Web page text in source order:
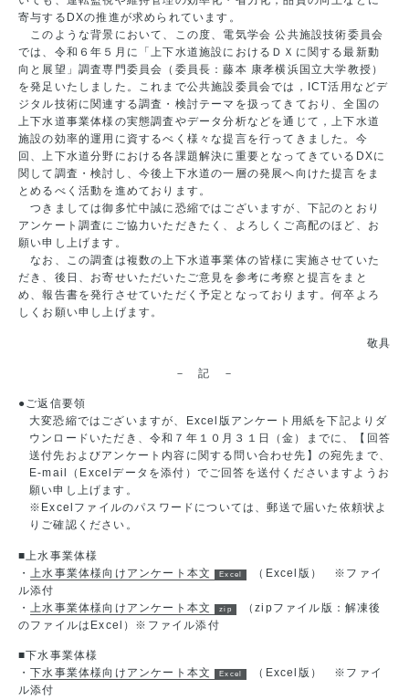
寄与するDXの推進が求められています。
このような背景において、この度、電気学会 公共施設技術委員会
では、令和６年５月に「上下水道施設におけるＤＸに関する最新動
向と展望」調査専門委員会（委員長：藤本 康孝横浜国立大学教授）
を発足いたしました。これまで公共施設委員会では，ICT活用などデ
ジタル技術に関連する調査・検討テーマを扱ってきており、全国の
上下水道事業体様の実態調査やデータ分析などを通じて，上下水道
施設の効率的運用に資するべく様々な提言を行ってきました。今
回、上下水道分野における各課題解決に重要となってきているDXに
関して調査・検討し、今後上下水道の一層の発展へ向けた提言をま
とめるべく活動を進めております。
つきましては御多忙中誠に恐縮ではございますが、下記のとおり
アンケート調査にご協力いただきたく、よろしくご高配のほど、お
願い申し上げます。
なお、この調査は複数の上下水道事業体の皆様に実施させていた
だき、後日、お寄せいただいたご意見を参考に考察と提言をまと
め、報告書を発行させていただく予定となっております。何卒よろ
しくお願い申し上げます。
敬具
－ 記 －
●ご返信要領
大変恐縮ではございますが、Excel版アンケート用紙を下記よりダ
ウンロードいただき、令和７年１０月３１日（金）までに、【回答
送付先およびアンケート内容に関する問い合わせ先】の宛先まで、
E-mail（Excelデータを添付）でご回答を送付くださいますようお
願い申し上げます。
※Excelファイルのパスワードについては、郵送で届いた依頼状よ
りご確認ください。
■上水事業体様
・
上水事業体様向けアンケート本文
（Excel版） ※ファイ
ル添付
・
上水事業体様向けアンケート本文
（zipファイル版：解凍後
のファイルはExcel）※ファイル添付
■下水事業体様
・下水事業体様向けアンケート本文
（Excel版） ※ファイ
ル添付